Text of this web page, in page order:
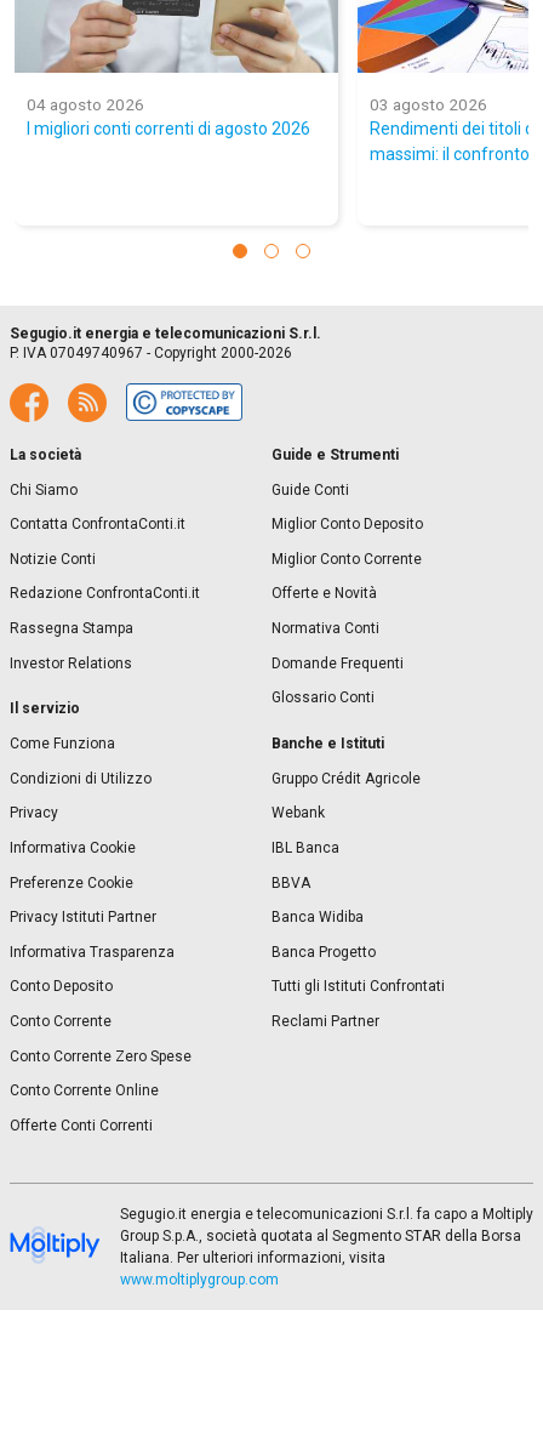
04 agosto 2026
I migliori conti correnti di agosto 2026
03 agosto 2026
Rendimenti dei titoli
massimi: il confronto
La società
Chi Siamo
Contatta ConfrontaConti.it
Notizie Conti
Redazione ConfrontaConti.it
Rassegna Stampa
Investor Relations
Il servizio
Come Funziona
Condizioni di Utilizzo
Privacy
Informativa Cookie
Preferenze Cookie
Privacy Istituti Partner
Informativa Trasparenza
Conto Deposito
Conto Corrente
Conto Corrente Zero Spese
Conto Corrente Online
Offerte Conti Correnti
Guide e Strumenti
Guide Conti
Miglior Conto Deposito
Miglior Conto Corrente
Offerte e Novità
Normativa Conti
Domande Frequenti
Glossario Conti
Banche e Istituti
Gruppo Crédit Agricole
Webank
IBL Banca
BBVA
Banca Widiba
Banca Progetto
Tutti gli Istituti Confrontati
Reclami Partner
Segugio.it energia e telecomunicazioni S.r.l.
P. IVA 07049740967 - Copyright 2000-2026
Segugio.it energia e telecomunicazioni S.r.l. fa capo a Moltiply
Group S.p.A., società quotata al Segmento STAR della Borsa
Italiana. Per ulteriori informazioni, visita
www.moltiplygroup.com